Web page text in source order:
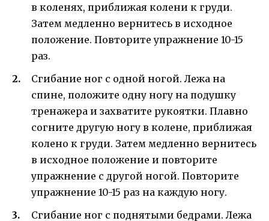
в коленях, приближая колени к груди.
Затем медленно вернитесь в исходное
положение. Повторите упражнение 10-15
раз.
Сгибание ног с одной ногой. Лежа на
спине, положите одну ногу на подушку
тренажера и захватите рукоятки. Плавно
согните другую ногу в колене, приближая
колено к груди. Затем медленно вернитесь
в исходное положение и повторите
упражнение с другой ногой. Повторите
упражнение 10-15 раз на каждую ногу.
Сгибание ног с поднятыми бедрами. Лежа